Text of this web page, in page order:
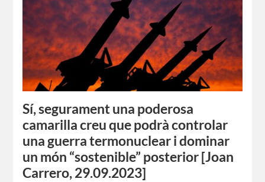
Sí, segurament una poderosa
camarilla creu que podrà controlar
una guerra termonuclear i dominar
un món “sostenible” posterior [Joan
Carrero, 29.09.2023]